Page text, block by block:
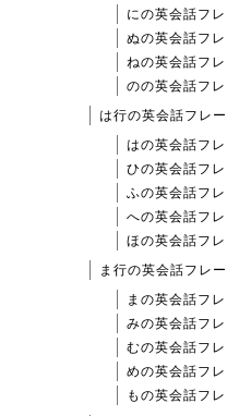
にの英会話フ
ぬの英会話フ
ねの英会話フ
のの英会話フ
は行の英会話フレ
はの英会話フ
ひの英会話フ
ふの英会話フ
への英会話フ
ほの英会話フ
ま行の英会話フレ
まの英会話フ
みの英会話フ
むの英会話フ
めの英会話フ
もの英会話フ